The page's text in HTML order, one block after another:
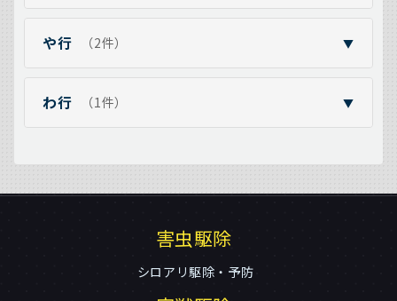
や行 （2件） ▼
わ行 （1件） ▼
害虫駆除
シロアリ駆除・予防